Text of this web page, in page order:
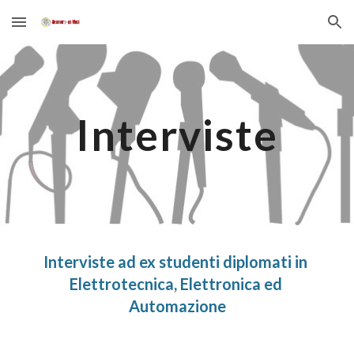
Skip to main content Skip to navigation
Interviste
Interviste ad ex studenti diplomati in
Elettrotecnica, Elettronica ed
Automazione